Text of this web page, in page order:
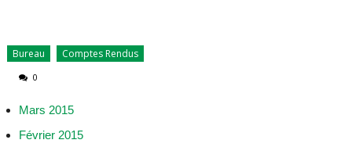
Bureau Comptes Rendus
0
Mars 2015
Février 2015